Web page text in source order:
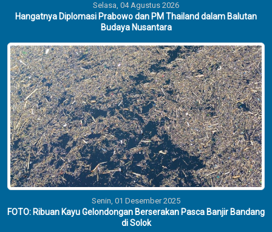
Selasa, 04 Agustus 2026
Hangatnya Diplomasi Prabowo dan PM Thailand dalam Balutan
Budaya Nusantara
Senin, 01 Desember 2025
FOTO: Ribuan Kayu Gelondongan Berserakan Pasca Banjir Bandang
di Solok